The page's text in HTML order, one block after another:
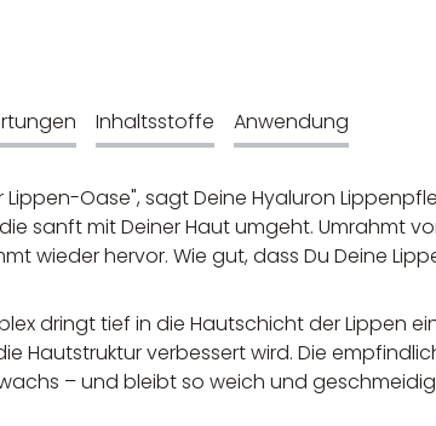
Inhaltsstoffe Anwendung
Lippen-Oase", sagt Deine Hyaluron
sanft mit Deiner Haut umgeht. Umrahmt
wieder hervor. Wie gut, dass Du Deine
dringt tief in die Hautschicht der Lippen
Hautstruktur verbessert wird. Die
– und bleibt so weich und